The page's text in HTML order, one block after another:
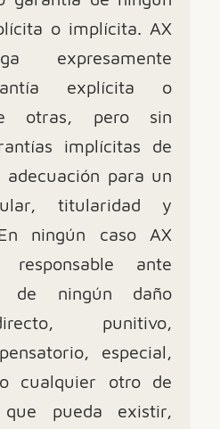
o implícita. AX
expresamente
explícita o
otras, pero sin
implícitas de
adecuación para un
titularidad y
ningún caso AX
responsable ante
de ningún daño
punitivo,
especial,
o cualquier otro de
pueda existir,